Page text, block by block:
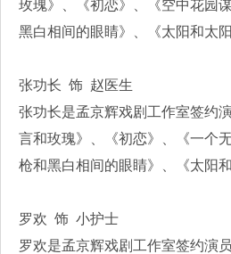
玫瑰》、《初恋》、《空中花园
黑白相间的眼睛》、《太阳和太
张功长 饰 赵医生
张功长是孟京辉戏剧工作室签约
言和玫瑰》、《初恋》、《一个
枪和黑白相间的眼睛》、《太阳
罗欢 饰 小护士
罗欢是孟京辉戏剧工作室签约演